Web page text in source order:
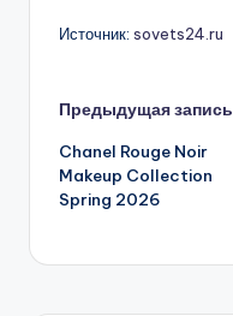
Источник: sovets24.ru
Навигация
записи
Предыдущая запись
Chanel Rouge Noir
Makeup Collection
Spring 2026